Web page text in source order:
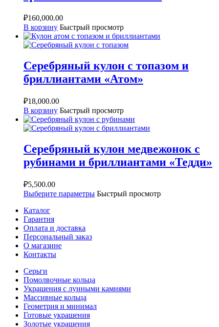
₽160,000.00
В корзину Быстрый просмотр
Серебряный кулон с топазом и
бриллиантами «Атом»
₽18,000.00
В корзину Быстрый просмотр
Серебряный кулон медвежонок с
рубинами и бриллиантами «Тедди»
₽5,500.00
Выберите параметры Быстрый просмотр
Каталог
Гарантия
Оплата и доставка
Персональный заказ
О магазине
Контакты
Серьги
Помолвочные кольца
Украшения с лунными камнями
Массивные кольца
Геометрия и минимал
Готовые украшения
Золотые украшения